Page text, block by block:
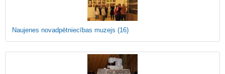
Naujenes novadpētniecības muzejs (16)